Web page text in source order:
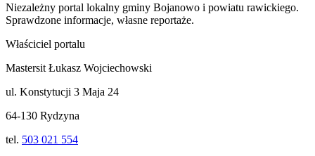
Niezależny portal lokalny gminy Bojanowo i powiatu rawickiego.
Sprawdzone informacje, własne reportaże.
Właściciel portalu
Mastersit Łukasz Wojciechowski
ul. Konstytucji 3 Maja 24
64-130 Rydzyna
tel. 503 021 554